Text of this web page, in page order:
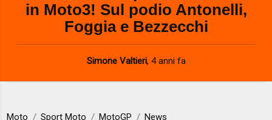
in Moto3! Sul podio Antonelli,
Foggia e Bezzecchi
Simone Valtieri, 4 anni fa
Moto Sport Moto MotoGP News